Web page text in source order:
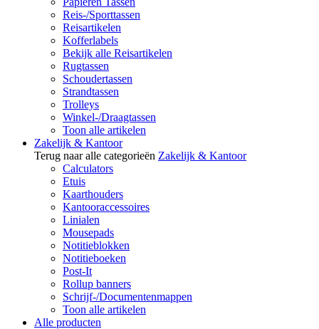
Reis-/Sporttassen
Reisartikelen
Kofferlabels
Bekijk alle Reisartikelen
Rugtassen
Schoudertassen
Strandtassen
Trolleys
Winkel-/Draagtassen
Toon alle artikelen
Zakelijk & Kantoor
Terug naar alle categorieën Zakelijk & Kantoor
Calculators
Etuis
Kaarthouders
Kantooraccessoires
Linialen
Mousepads
Notitieblokken
Notitieboeken
Post-It
Rollup banners
Schrijf-/Documentenmappen
Toon alle artikelen
Alle producten